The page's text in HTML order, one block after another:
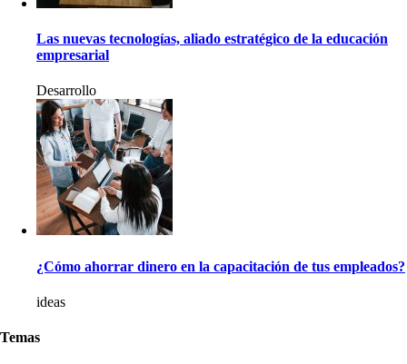
Las nuevas tecnologías, aliado estratégico de la educación
empresarial
Desarrollo
¿Cómo ahorrar dinero en la capacitación de tus empleados?
ideas
Temas